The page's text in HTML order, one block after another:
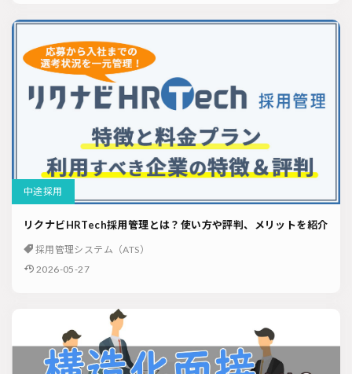
中途採用
リクナビHRTech採用管理とは？使い方や評判、メリットを紹介
採用管理システム（ATS）
2026-05-27